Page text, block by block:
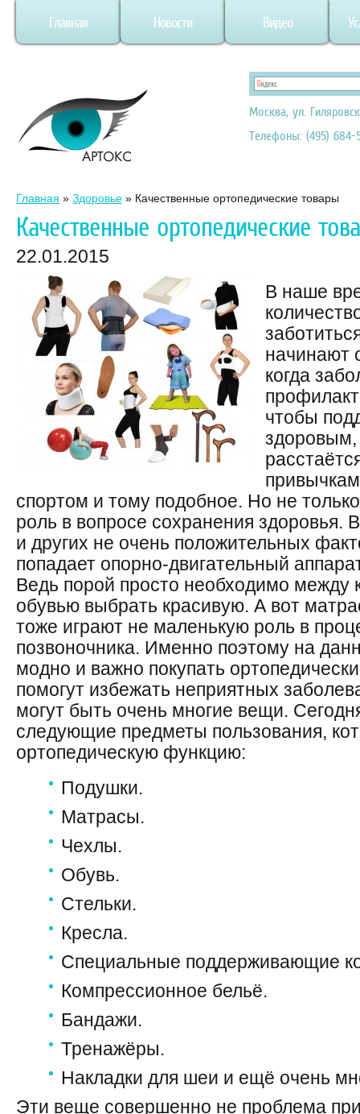
Главная Новости Видео
Москва, ул.
Телефоны: (495) 684-
Главная » Здоровье » Качественные ортопедические товары
Качественные ортопедические
22.01.2015
В наше
начинают
когда
чтобы
спортом и тому подобное. Но не
роль в вопросе сохранения здоровья.
и других не очень положительных
попадает опорно-двигательный
Ведь порой просто необходимо между
обувью выбрать красивую. А вот
тоже играют не маленькую роль в
позвоночника. Именно поэтому на
модно и важно покупать
помогут избежать неприятных
могут быть очень многие вещи.
следующие предметы пользования,
ортопедическую функцию:
Подушки.
Матрасы.
Чехлы.
Обувь.
Стельки.
Кресла.
Специальные поддерживающие
Компрессионное бельё.
Бандажи.
Тренажёры.
Накладки для шеи и ещё очень
Эти веще совершенно не проблема